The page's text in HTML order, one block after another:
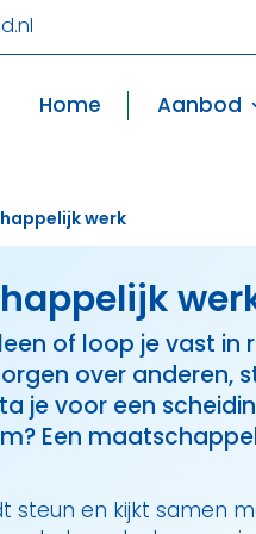
Home Aanbod
werk
of loop je vast in
over anderen,
je voor een
Een
steun en kijkt samen